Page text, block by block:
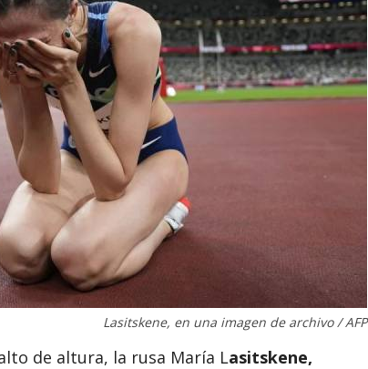
Lasitskene, en una imagen de archivo / AFP
de altura, la rusa María Lasitskene,